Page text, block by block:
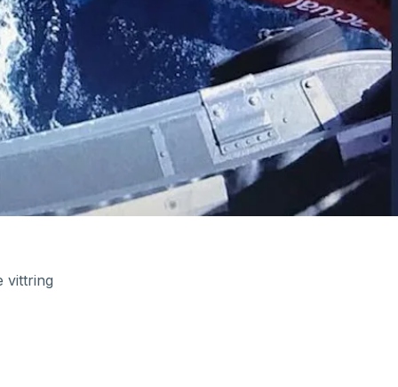
vittring